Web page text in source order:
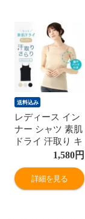
送料込み
レディース イン
ナー シャツ 素肌
ドライ 汗取り キ
ュプラ入り イン
ナーキャミソー
ル セットでお
得!! 脇汗 汗取り
1,580円
詳細を見る